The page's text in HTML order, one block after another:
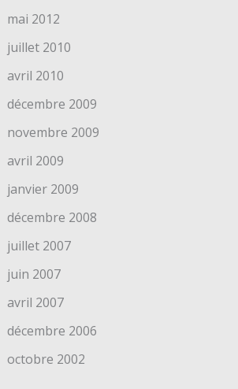
mai 2012
juillet 2010
avril 2010
décembre 2009
novembre 2009
avril 2009
janvier 2009
décembre 2008
juillet 2007
juin 2007
avril 2007
décembre 2006
octobre 2002